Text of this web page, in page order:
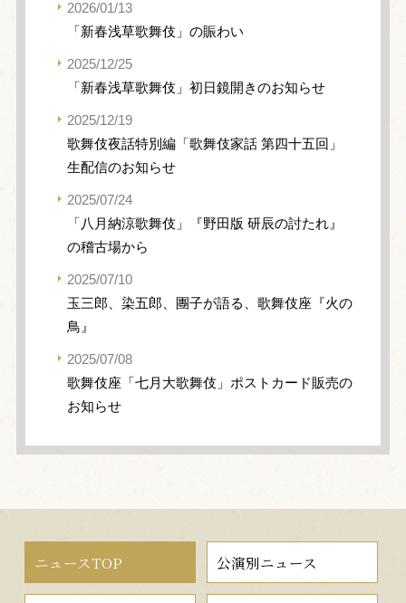
2026/01/13
「新春浅草歌舞伎」の賑わい
2025/12/25
「新春浅草歌舞伎」初日鏡開きのお知らせ
2025/12/19
歌舞伎夜話特別編「歌舞伎家話 第四十五回」
生配信のお知らせ
2025/07/24
「八月納涼歌舞伎」『野田版 研辰の討たれ』
の稽古場から
2025/07/10
玉三郎、染五郎、團子が語る、歌舞伎座『火の
鳥』
2025/07/08
歌舞伎座「七月大歌舞伎」ポストカード販売の
お知らせ
ニュースTOP 公演別ニュース